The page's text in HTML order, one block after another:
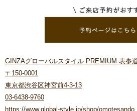
GINZAグローバルスタイル PREMIUM 表参
〒150-0001
東京都渋谷区神宮前4-3-13
03-6438-9760
https://www.global-style.jp/shop/omotesando